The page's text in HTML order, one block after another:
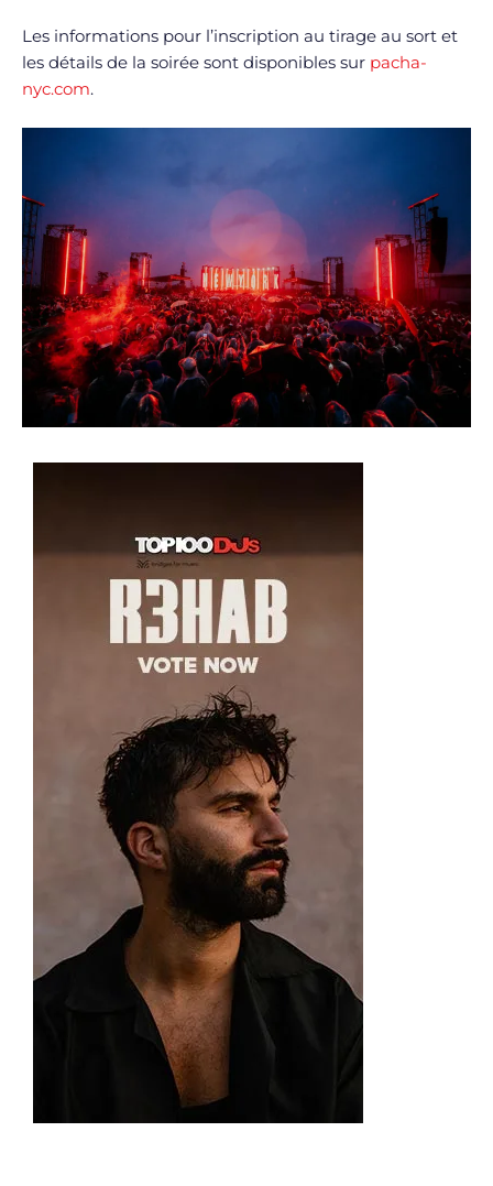
Les informations pour l’inscription au tirage au sort et
les détails de la soirée sont disponibles sur pacha-
nyc.com.